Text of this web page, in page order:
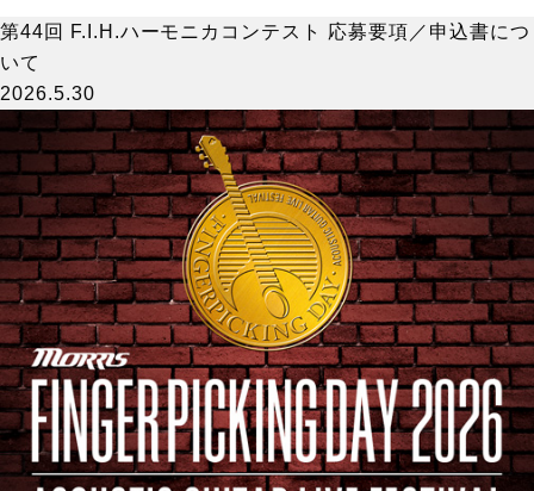
第44回 F.I.H.ハーモニカコンテスト 応募要項／申込書につ
いて
2026.5.30